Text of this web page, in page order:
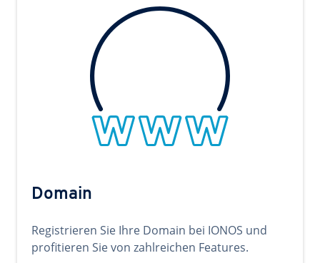
Domain
Registrieren Sie Ihre Domain bei IONOS und
profitieren Sie von zahlreichen Features.